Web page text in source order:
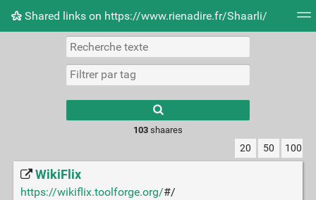
Shared links on https://www.rienadire.fr/Shaarli/
Nuage de tags Quotidien
results.
103shaares
20 50 100
WikiFlix
https://wikiflix.toolforge.org/#/